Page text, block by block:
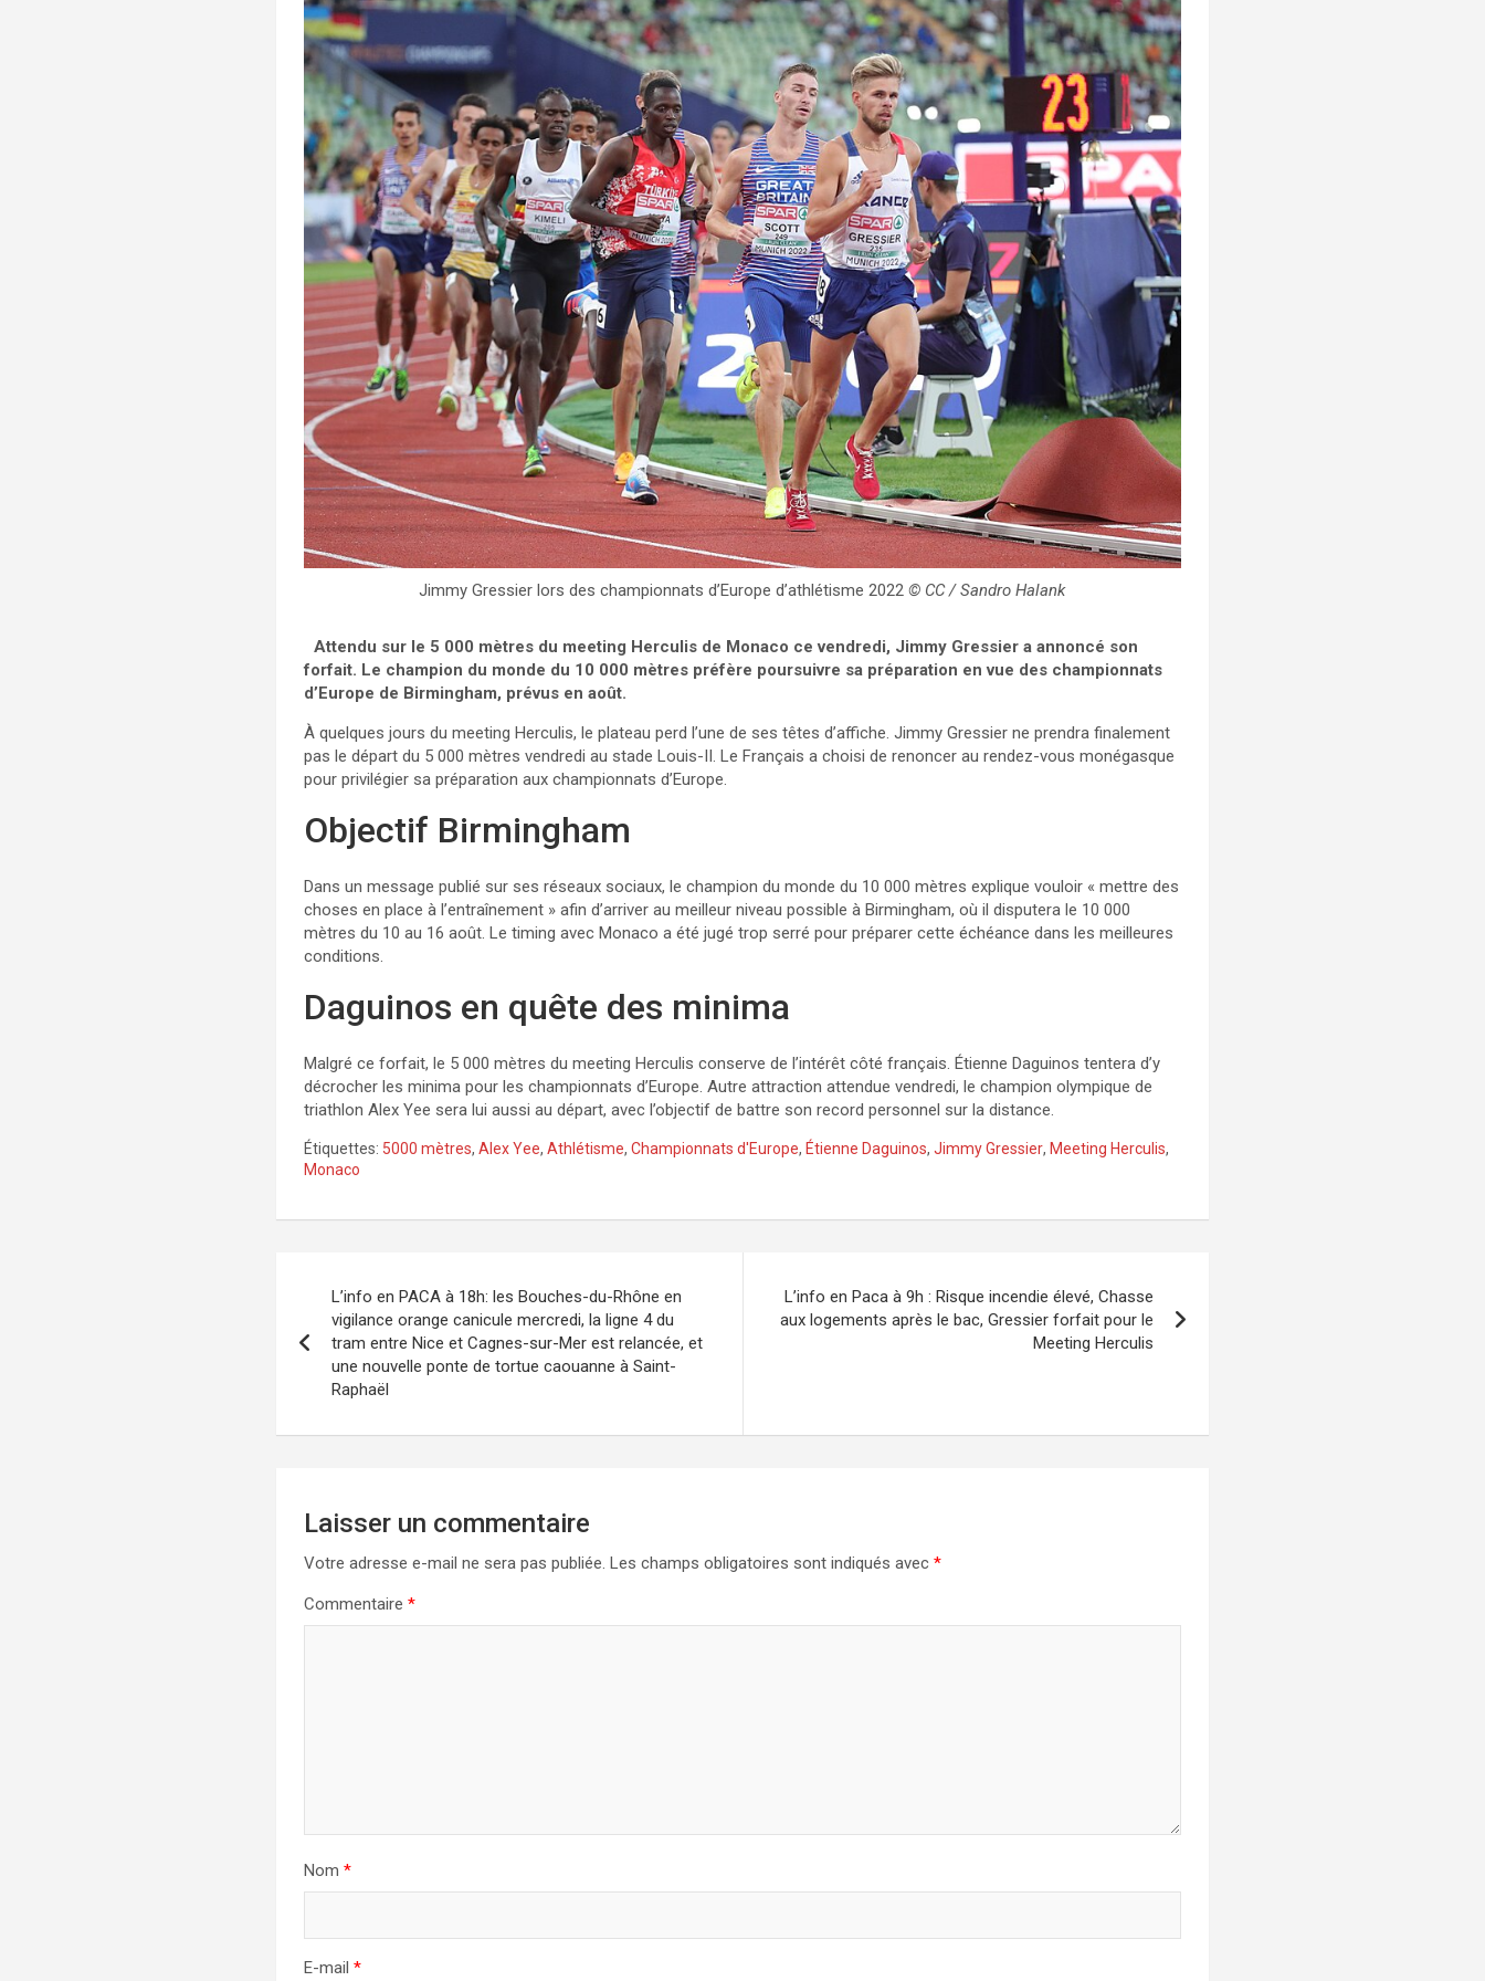
Jimmy Gressier lors des championnats d’Europe d’athlétisme 2022© CC / Sandro Halank
Attendu sur le 5 000 mètres du meeting Herculis de Monaco ce vendredi, Jimmy Gressier a annoncé son
forfait. Le champion du monde du 10 000 mètres préfère poursuivre sa préparation en vue des championnats
d’Europe de Birmingham, prévus en août.
À quelques jours du meeting Herculis, le plateau perd l’une de ses têtes d’affiche. Jimmy Gressier ne prendra finalement
pas le départ du 5 000 mètres vendredi au stade Louis-II. Le Français a choisi de renoncer au rendez-vous monégasque
pour privilégier sa préparation aux championnats d’Europe.
Objectif Birmingham
Dans un message publié sur ses réseaux sociaux, le champion du monde du 10 000 mètres explique vouloir « mettre des
choses en place à l’entraînement » afin d’arriver au meilleur niveau possible à Birmingham, où il disputera le 10 000
mètres du 10 au 16 août. Le timing avec Monaco a été jugé trop serré pour préparer cette échéance dans les meilleures
conditions.
Daguinos en quête des minima
Malgré ce forfait, le 5 000 mètres du meeting Herculis conserve de l’intérêt côté français. Étienne Daguinos tentera d’y
décrocher les minima pour les championnats d’Europe. Autre attraction attendue vendredi, le champion olympique de
triathlon Alex Yee sera lui aussi au départ, avec l’objectif de battre son record personnel sur la distance.
Étiquettes: 5000 mètres,Alex Yee,Athlétisme,Championnats d'Europe, Étienne Daguinos,Jimmy Gressier, Meeting Herculis,
Monaco
l’article
L’info en PACA à 18h: les Bouches-du-Rhône en
vigilance orange canicule mercredi, la ligne 4 du
tram entre Nice et Cagnes-sur-Mer est relancée, et
une nouvelle ponte de tortue caouanne à Saint-
Raphaël
L’info en Paca à 9h : Risque incendie élevé, Chasse
aux logements après le bac, Gressier forfait pour le
Meeting Herculis
Laisser un commentaire
Votre adresse e-mail ne sera pas publiée. Les champs obligatoires sont indiqués avec*
Commentaire*
Nom*
E-mail*